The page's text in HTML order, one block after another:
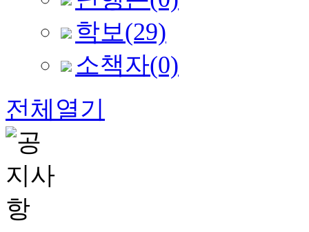
학보(29)
소책자(0)
전체열기